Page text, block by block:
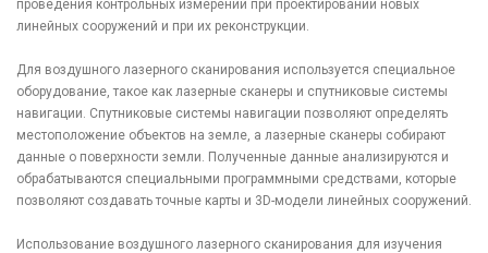
проведения контрольных измерений при проектировании новых
линейных сооружений и при их реконструкции.
Для воздушного лазерного сканирования используется специальное
оборудование, такое как лазерные сканеры и спутниковые системы
навигации. Спутниковые системы навигации позволяют определять
местоположение объектов на земле, а лазерные сканеры собирают
данные о поверхности земли. Полученные данные анализируются и
обрабатываются специальными программными средствами, которые
позволяют создавать точные карты и 3D-модели линейных сооружений.
Использование воздушного лазерного сканирования для изучения